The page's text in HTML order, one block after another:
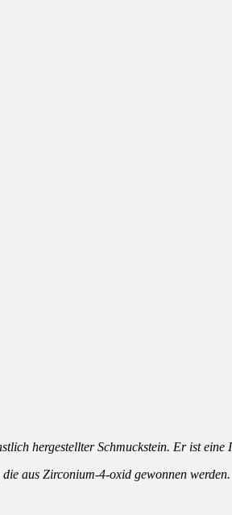
hergestellter Schmuckstein. Er ist
aus Zirconium-4-oxid gewonnen werden.